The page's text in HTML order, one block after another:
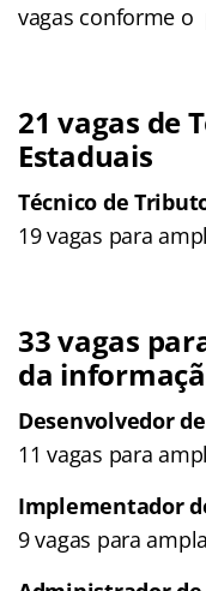
vagas conforme o
21 vagas de
Estaduais
Técnico de
19 vagas para
33 vagas
da
Desenvolvedor
11 vagas para
Implementador
9 vagas para